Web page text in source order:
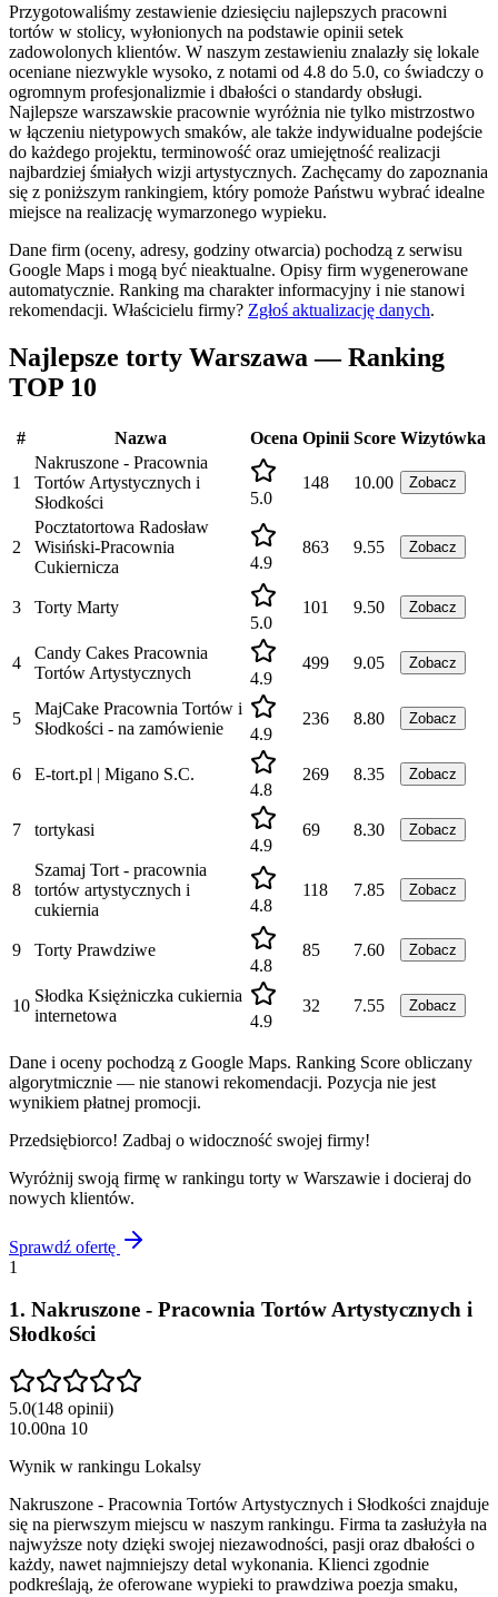
Przygotowaliśmy zestawienie dziesięciu najlepszych pracowni
tortów w stolicy, wyłonionych na podstawie opinii setek
zadowolonych klientów. W naszym zestawieniu znalazły się lokale
oceniane niezwykle wysoko, z notami od 4.8 do 5.0, co świadczy o
ogromnym profesjonalizmie i dbałości o standardy obsługi.
Najlepsze warszawskie pracownie wyróżnia nie tylko mistrzostwo
w łączeniu nietypowych smaków, ale także indywidualne podejście
do każdego projektu, terminowość oraz umiejętność realizacji
najbardziej śmiałych wizji artystycznych. Zachęcamy do zapoznania
się z poniższym rankingiem, który pomoże Państwu wybrać idealne
miejsce na realizację wymarzonego wypieku.
Dane firm (oceny, adresy, godziny otwarcia) pochodzą z serwisu
Google Maps i mogą być nieaktualne. Opisy firm wygenerowane
automatycznie. Ranking ma charakter informacyjny i nie stanowi
rekomendacji. Właścicielu firmy? Zgłoś aktualizację danych.
Najlepsze torty Warszawa — Ranking
TOP 10
# Nazwa Ocena Opinii Score Wizytówka
1
Nakruszone - Pracownia
Tortów Artystycznych i
Słodkości
5.0
148 10.00 Zobacz
2
Pocztatortowa Radosław
Wisiński-Pracownia
Cukiernicza
4.9
863 9.55 Zobacz
3
Torty Marty
5.0
101 9.50 Zobacz
4
Candy Cakes Pracownia
Tortów Artystycznych
4.9
499 9.05 Zobacz
5
MajCake Pracownia Tortów i
Słodkości - na zamówienie
4.9
236 8.80 Zobacz
6
E-tort.pl | Migano S.C.
4.8
269 8.35 Zobacz
7
tortykasi
4.9
69 8.30 Zobacz
8
Szamaj Tort - pracownia
tortów artystycznych i
cukiernia
4.8
118 7.85 Zobacz
9
Torty Prawdziwe
4.8
85 7.60 Zobacz
10
Słodka Księżniczka cukiernia
internetowa
4.9
32 7.55 Zobacz
Dane i oceny pochodzą z Google Maps. Ranking Score obliczany
algorytmicznie — nie stanowi rekomendacji. Pozycja nie jest
wynikiem płatnej promocji.
Przedsiębiorco! Zadbaj o widoczność swojej firmy!
Wyróżnij swoją firmę w rankingu torty w Warszawie i docieraj do
nowych klientów.
Sprawdź ofertę
1
1. Nakruszone - Pracownia Tortów Artystycznych i
Słodkości
5.0(148 opinii)
10.00na 10
Wynik w rankingu Lokalsy
Nakruszone - Pracownia Tortów Artystycznych i Słodkości znajduje
się na pierwszym miejscu w naszym rankingu. Firma ta zasłużyła na
najwyższe noty dzięki swojej niezawodności, pasji oraz dbałości o
każdy, nawet najmniejszy detal wykonania. Klienci zgodnie
podkreślają, że oferowane wypieki to prawdziwa poezja smaku,